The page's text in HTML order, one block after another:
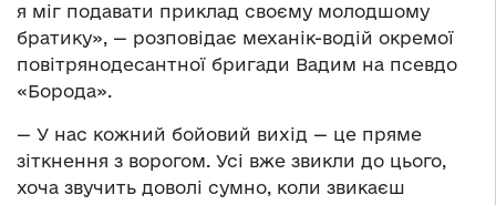
я міг подавати приклад своєму молодшому
братику», — розповідає механік-водій окремої
повітрянодесантної бригади Вадим на псевдо
«Борода».
— У нас кожний бойовий вихід — це пряме
зіткнення з ворогом. Усі вже звикли до цього,
хоча звучить доволі сумно, коли звикаєш